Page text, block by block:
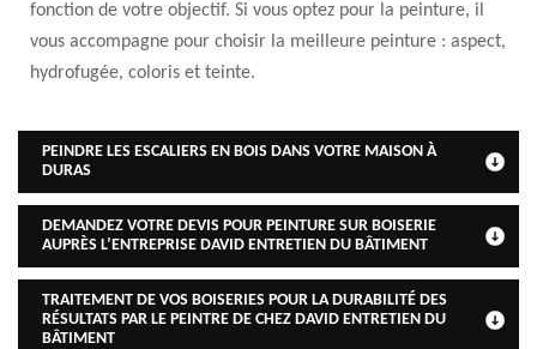
fonction de votre objectif. Si vous optez pour la peinture, il
vous accompagne pour choisir la meilleure peinture : aspect,
hydrofugée, coloris et teinte.
PEINDRE LES ESCALIERS EN BOIS DANS VOTRE MAISON À
DURAS
DEMANDEZ VOTRE DEVIS POUR PEINTURE SUR BOISERIE
AUPRÈS L’ENTREPRISE DAVID ENTRETIEN DU BÂTIMENT
TRAITEMENT DE VOS BOISERIES POUR LA DURABILITÉ DES
RÉSULTATS PAR LE PEINTRE DE CHEZ DAVID ENTRETIEN DU
BÂTIMENT